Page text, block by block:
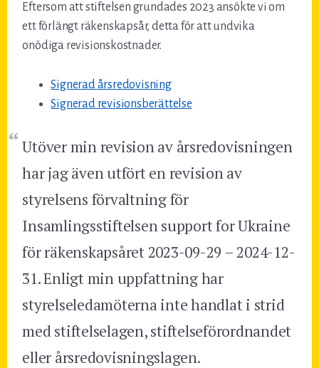
Eftersom att stiftelsen grundades 2023 ansökte vi om
ett förlängt räkenskapsår, detta för att undvika
onödiga revisionskostnader.
Signerad årsredovisning
Signerad revisionsberättelse
Utöver min revision av årsredovisningen
har jag även utfört en revision av
styrelsens förvaltning för
Insamlingsstiftelsen support for Ukraine
för räkenskapsåret 2023-09-29 – 2024-12-
31. Enligt min uppfattning har
styrelseledamöterna inte handlat i strid
med stiftelselagen, stiftelseförordnandet
eller årsredovisningslagen.